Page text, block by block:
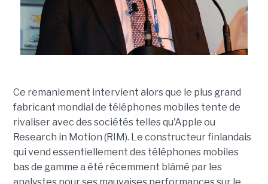
Ce remaniement intervient alors que le plus grand
fabricant mondial de téléphones mobiles tente de
rivaliser avec des sociétés telles qu'Apple ou
Research in Motion (RIM). Le constructeur finlandais
qui vend essentiellement des téléphones mobiles
bas de gamme a été récemment blâmé par les